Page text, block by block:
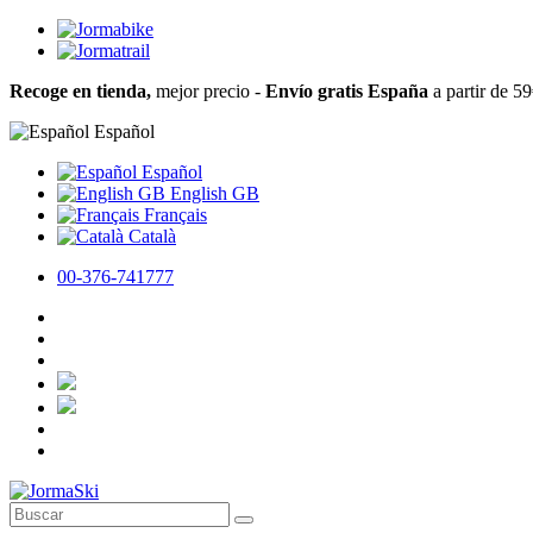
Recoge en tienda, mejor precio - Envío gratis España a partir de
Español
Español
English GB
Français
Català
00-376-741777